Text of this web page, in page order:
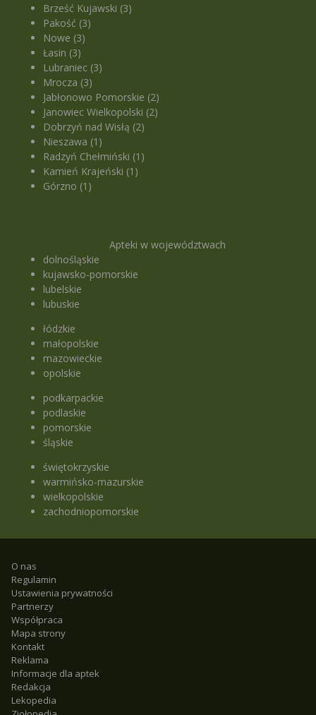
Brześć Kujawski (3)
Pakość (3)
Nowe (3)
Łasin (3)
Lubraniec (3)
Mrocza (3)
Jabłonowo Pomorskie (2)
Janowiec Wielkopolski (2)
Dobrzyń nad Wisłą (2)
Nieszawa (1)
Radzyń Chełmiński (1)
Kamień Krajeński (1)
Górzno (1)
Apteki w województwach
dolnośląskie
kujawsko-pomorskie
lubelskie
lubuskie
łódzkie
małopolskie
mazowieckie
opolskie
podkarpackie
podlaskie
pomorskie
śląskie
świętokrzyskie
warmińsko-mazurskie
wielkopolskie
zachodniopomorskie
O nas
Regulamin
Ustawienia prywatności
Partnerzy
Współpraca
Mapa strony
Kontakt
Reklama
Informacje dla aptek
Redakcja
Lekopedia